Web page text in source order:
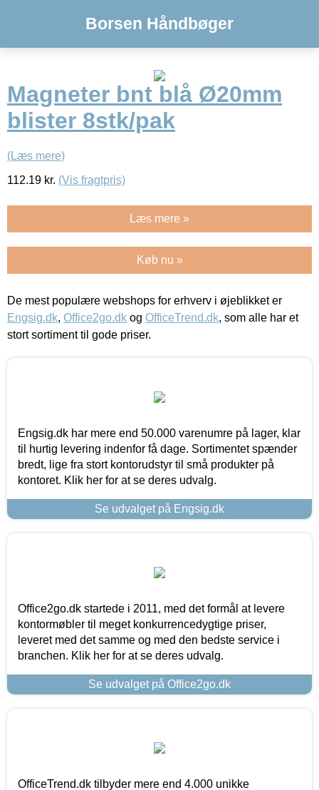
Borsen Håndbøger
Magneter bnt blå Ø20mm
blister 8stk/pak
(Læs mere)
112.19 kr. (Vis fragtpris)
Læs mere »
Køb nu »
De mest populære webshops for erhverv i øjeblikket er
Engsig.dk, Office2go.dk og OfficeTrend.dk, som alle har et
stort sortiment til gode priser.
Engsig.dk har mere end 50.000 varenumre på lager, klar
til hurtig levering indenfor få dage. Sortimentet spænder
bredt, lige fra stort kontorudstyr til små produkter på
kontoret. Klik her for at se deres udvalg.
Se udvalget på Engsig.dk
Office2go.dk startede i 2011, med det formål at levere
kontormøbler til meget konkurrencedygtige priser,
leveret med det samme og med den bedste service i
branchen. Klik her for at se deres udvalg.
Se udvalget på Office2go.dk
OfficeTrend.dk tilbyder mere end 4.000 unikke